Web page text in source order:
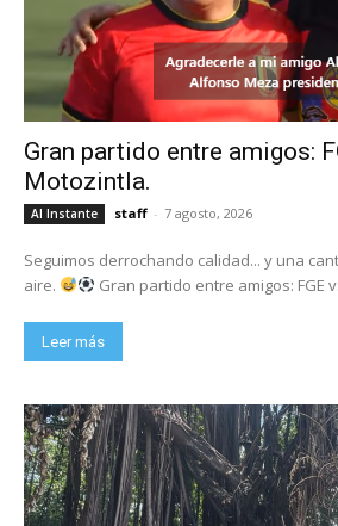
Gran partido entre amigos:
Motozintla.
Al Instante staff - 7 agosto, 2026
Seguimos derrochando calidad... y una
aire.
Gran partido entre amigos: FGE
Leer más